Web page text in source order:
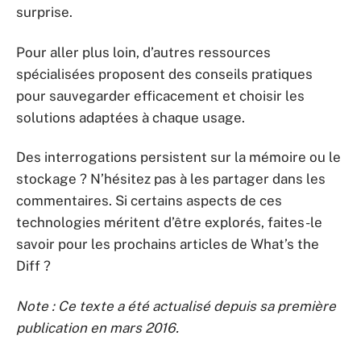
surprise.
Pour aller plus loin, d’autres ressources
spécialisées proposent des conseils pratiques
pour sauvegarder efficacement et choisir les
solutions adaptées à chaque usage.
Des interrogations persistent sur la mémoire ou le
stockage ? N’hésitez pas à les partager dans les
commentaires. Si certains aspects de ces
technologies méritent d’être explorés, faites-le
savoir pour les prochains articles de What’s the
Diff ?
Note : Ce texte a été actualisé depuis sa première
publication en mars 2016.